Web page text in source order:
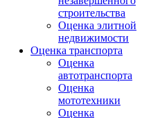
строительства
Оценка элитной
недвижимости
Оценка транспорта
Оценка
автотранспорта
Оценка
мототехники
Оценка